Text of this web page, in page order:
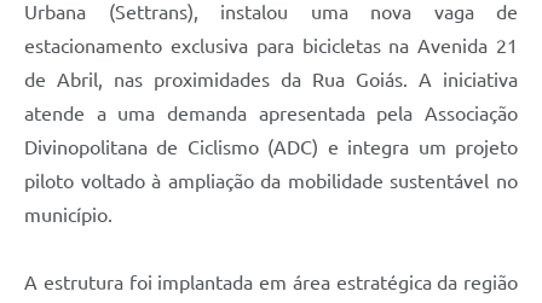
Urbana (Settrans), instalou uma nova vaga de
estacionamento exclusiva para bicicletas na Avenida 21
de Abril, nas proximidades da Rua Goiás. A iniciativa
atende a uma demanda apresentada pela Associação
Divinopolitana de Ciclismo (ADC) e integra um projeto
piloto voltado à ampliação da mobilidade sustentável no
município.
A estrutura foi implantada em área estratégica da região